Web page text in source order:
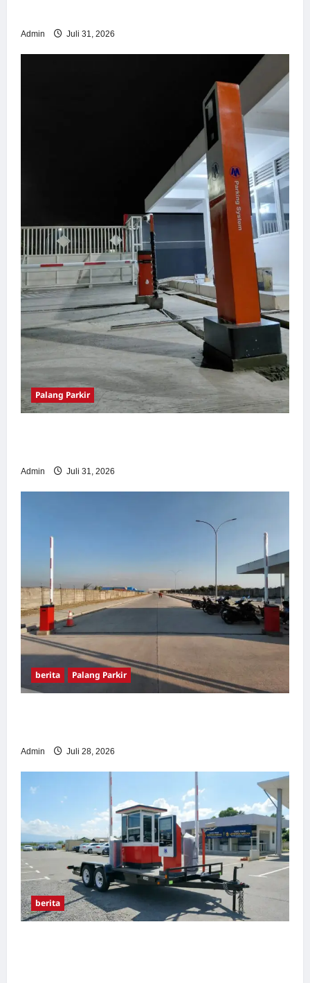
Admin Juli 31, 2026
Palang Parkir
Admin Juli 31, 2026
berita Palang Parkir
Admin Juli 28, 2026
berita